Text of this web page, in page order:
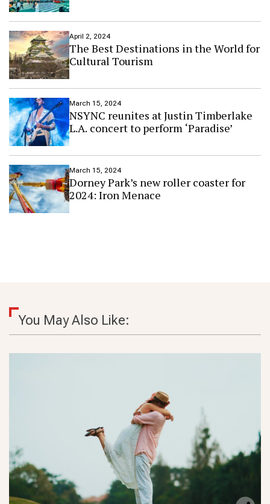
April 2, 2024
The Best Destinations in the World for
Cultural Tourism
March 15, 2024
NSYNC reunites at Justin Timberlake
L.A. concert to perform ‘Paradise’
March 15, 2024
Dorney Park’s new roller coaster for
2024: Iron Menace
You May Also Like: